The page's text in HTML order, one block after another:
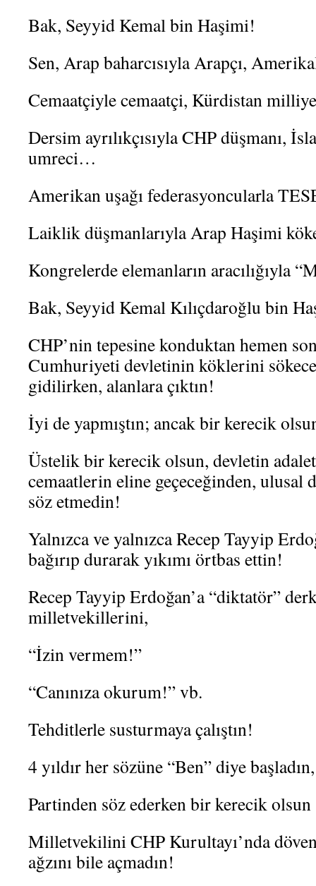
Bak, Seyyid Kemal bin Haşimi!
Sen, Arap baharcısıyla Arapçı,
Cemaatçiyle cemaatçi, Kürdistan
Dersim ayrılıkçısıyla CHP düşmanı,
umreci…
Amerikan uşağı federasyoncularla
Laiklik düşmanlarıyla Arap Haşimi
Kongrelerde elemanların aracılığıyla
Bak, Seyyid Kemal Kılıçdaroğlu bin
CHP’nin tepesine konduktan hemen
Cumhuriyeti devletinin köklerini
gidilirken, alanlara çıktın!
İyi de yapmıştın; ancak bir kerecik
Üstelik bir kerecik olsun, devletin
cemaatlerin eline geçeceğinden, ulusal
söz etmedin!
Yalnızca ve yalnızca Recep Tayyip
bağırıp durarak yıkımı örtbas ettin!
Recep Tayyip Erdoğan’a “diktatör”
milletvekillerini,
“İzin vermem!”
“Canınıza okurum!” vb.
Tehditlerle susturmaya çalıştın!
4 yıldır her sözüne “Ben” diye
Partinden söz ederken bir kerecik
Milletvekilini CHP Kurultayı’nda
ağzını bile açmadın!